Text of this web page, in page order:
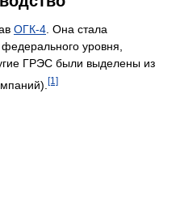
ОГК-4 . Она стала
уровня,
ГРЭС были выделены из
[1]